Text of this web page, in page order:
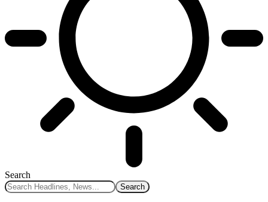
Search